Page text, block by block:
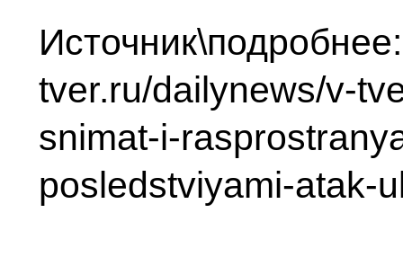
tver.ru/dailynews/v-
snimat-i-
posledstviyami-atak-